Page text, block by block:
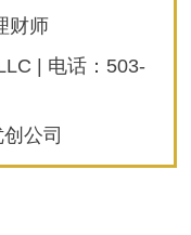
财师
| 电话：503-
公司